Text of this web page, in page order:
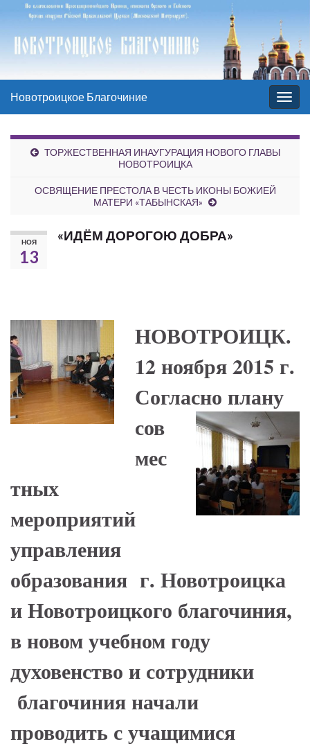
Вкл/
выкл
Новотроицкое Благочиние
ТОРЖЕСТВЕННАЯ ИНАУГУРАЦИЯ НОВОГО ГЛАВЫ
НОВОТРОИЦКА
ОСВЯЩЕНИЕ ПРЕСТОЛА В ЧЕСТЬ ИКОНЫ БОЖИЕЙ
МАТЕРИ «ТАБЫНСКАЯ»
НОЯ
13
«ИДЁМ ДОРОГОЮ ДОБРА»
НОВОТРОИЦК.
12 ноября 2015 г.
Согласно плану
сов
мес
тных
мероприятий
управления
образования г. Новотроицка
и Новотроицкого благочиния,
в новом учебном году
духовенство и сотрудники
благочиния начали
проводить с учащимися